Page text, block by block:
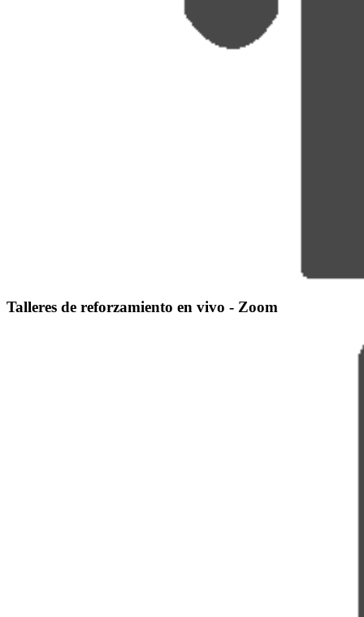
Talleres de reforzamiento en vivo - Zoom